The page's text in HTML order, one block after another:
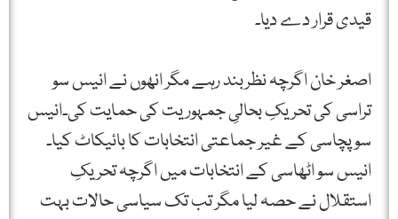
قیدی قرار دے دیا۔
اصغر خان اگرچہ نظربند رہے مگر انھوں نے انیس سو
تراسی کی تحریکِ بحالیِ جمہوریت کی حمایت کی۔انیس
سو پچاسی کے غیر جماعتی انتخابات کا بائیکاٹ کیا۔
انیس سو اٹھاسی کے انتخابات میں اگرچہ تحریکِ
استقلال نے حصہ لیا مگر تب تک سیاسی حالات بہت